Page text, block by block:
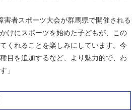
者スポーツ大会が群馬県で開催される
けにスポーツを始めた子どもが、この
くれることを楽しみにしています。今
目を追加するなど、より魅力的で、わ
」